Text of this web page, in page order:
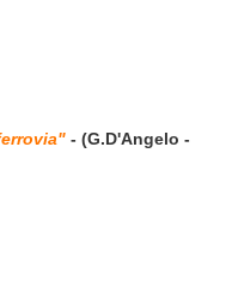
- (G.D'Angelo -